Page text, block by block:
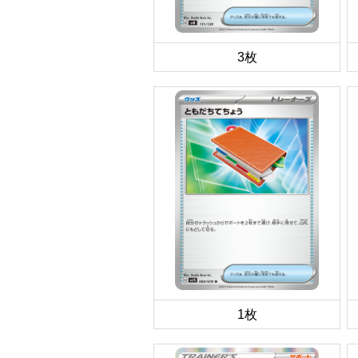
3枚
1枚